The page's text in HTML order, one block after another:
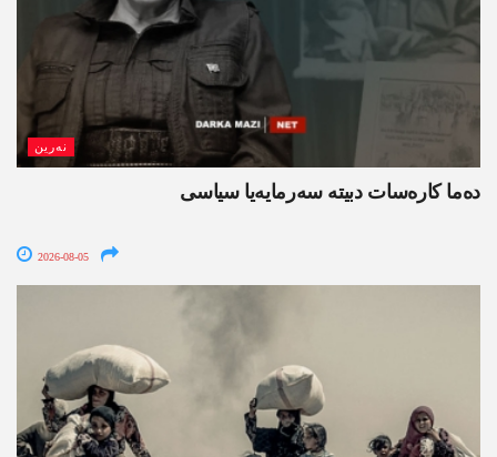
نەرین
ده‌ما کاره‌سات دبیتە سه‌رمایه‌یا سیاسی
2026-08-05